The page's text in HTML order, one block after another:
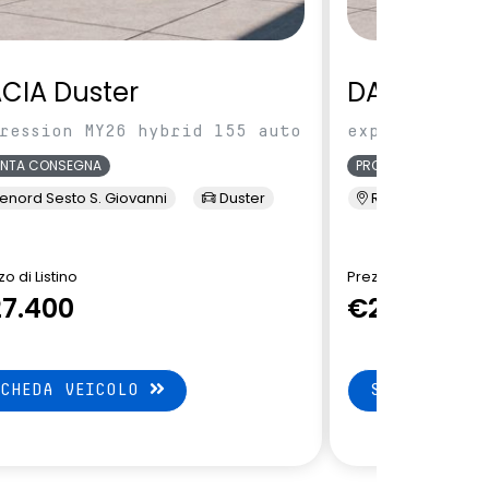
Duster
MY26 hybrid 155 auto
CONSEGNA
Sesto S. Giovanni Duster
di Listino
VEICOLO
DACIA
expression
PRONTA CONSEGNA
Renord Sesto S.
Prezzo di Listino
€27.550
SCHEDA